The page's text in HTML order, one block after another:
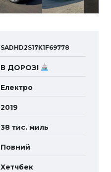
SADHD2S17K1F69778
В ДОРОЗІ
Електро
2019
38 тис. миль
Повний
Хетчбек